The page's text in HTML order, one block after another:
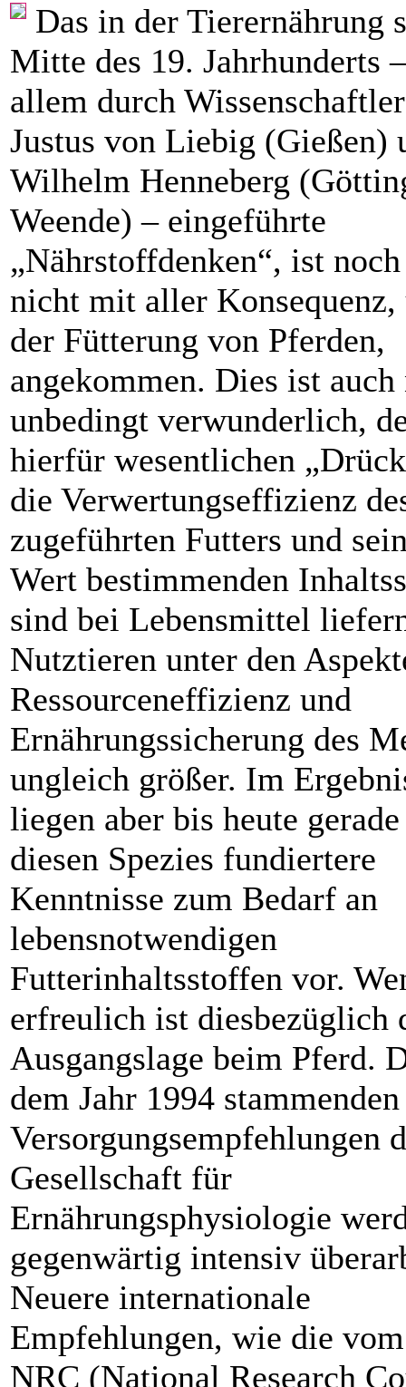
Das in der Tierernährung
Mitte des 19. Jahrhunderts
allem durch
Justus von Liebig (Gießen)
Wilhelm Henneberg
Weende) – eingeführte
„Nährstoffdenken“, ist
nicht mit aller Konsequenz,
der Fütterung von Pferden,
angekommen. Dies ist
unbedingt verwunderlich,
hierfür wesentlichen
die Verwertungseffizienz
zugeführten Futters und
Wert bestimmenden
sind bei Lebensmittel
Nutztieren unter den
Ressourceneffizienz und
Ernährungssicherung des
ungleich größer. Im
liegen aber bis heute
diesen Spezies fundiertere
Kenntnisse zum Bedarf an
lebensnotwendigen
Futterinhaltsstoffen vor.
erfreulich ist diesbezüglich
Ausgangslage beim Pferd.
dem Jahr 1994 stammenden
Versorgungsempfehlungen
Gesellschaft für
Ernährungsphysiologie
gegenwärtig intensiv
Neuere internationale
Empfehlungen, wie die
NRC (National Research